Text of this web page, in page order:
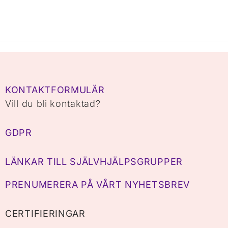
KONTAKTFORMULÄR
Vill du bli kontaktad?
GDPR
LÄNKAR TILL SJÄLVHJÄLPSGRUPPER
PRENUMERERA PÅ VÅRT NYHETSBREV
CERTIFIERINGAR